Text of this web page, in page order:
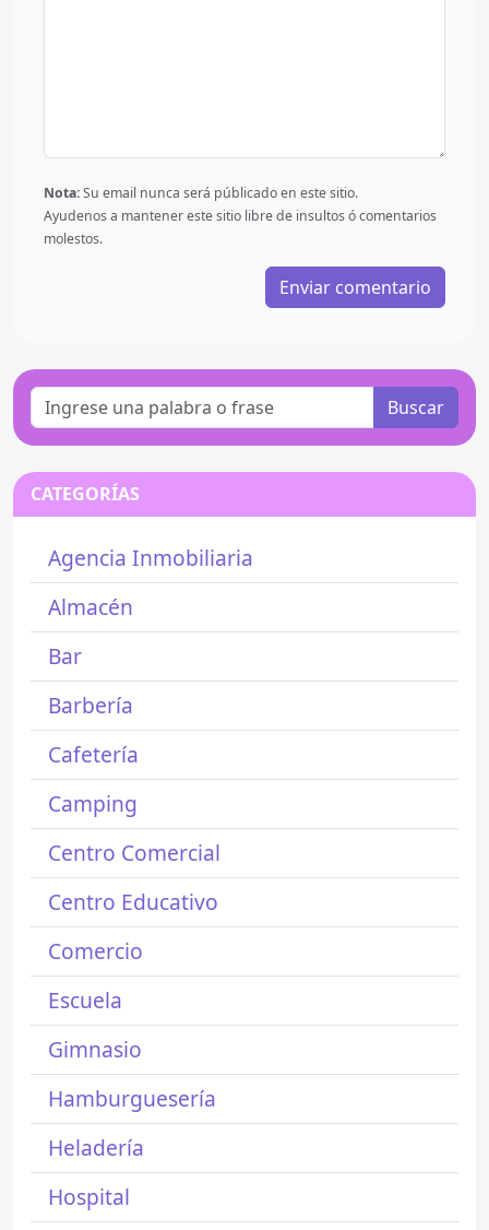
Nota:Su email nunca será públicado en este sitio.
Ayudenos a mantener este sitio libre de insultos ó comentarios
molestos.
Buscar
CATEGORÍAS
Agencia Inmobiliaria
Almacén
Bar
Barbería
Cafetería
Camping
Centro Comercial
Centro Educativo
Comercio
Escuela
Gimnasio
Hamburguesería
Heladería
Hospital